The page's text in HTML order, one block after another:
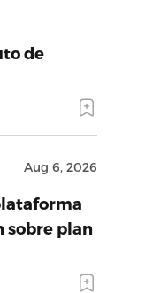
de
Aug 6, 2026
sobre plan